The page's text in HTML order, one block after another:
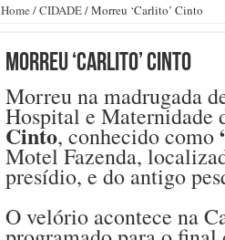
Home /CIDADE/Morreu ‘Carlito’ Cinto
Morreu ‘Carlito’ Cinto
Morreu na madrugada
Hospital e Maternidade
Cinto, conhecido como
Motel Fazenda,
presídio, e do antigo
O velório acontece na